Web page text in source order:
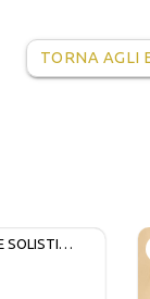
TORNA AGLI
SOLISTI